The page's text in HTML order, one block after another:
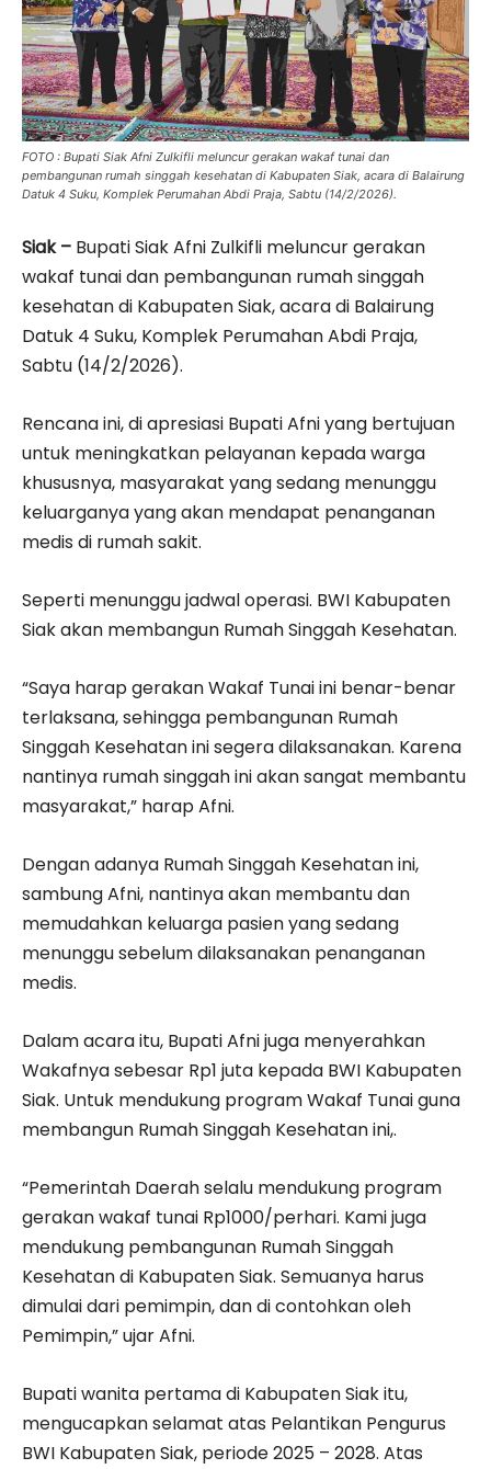
FOTO : Bupati Siak Afni Zulkifli meluncur gerakan wakaf tunai dan
pembangunan rumah singgah kesehatan di Kabupaten Siak, acara di Balairung
Datuk 4 Suku, Komplek Perumahan Abdi Praja, Sabtu (14/2/2026).
Siak – Bupati Siak Afni Zulkifli meluncur gerakan
wakaf tunai dan pembangunan rumah singgah
kesehatan di Kabupaten Siak, acara di Balairung
Datuk 4 Suku, Komplek Perumahan Abdi Praja,
Sabtu (14/2/2026).
Rencana ini, di apresiasi Bupati Afni yang bertujuan
untuk meningkatkan pelayanan kepada warga
khususnya, masyarakat yang sedang menunggu
keluarganya yang akan mendapat penanganan
medis di rumah sakit.
Seperti menunggu jadwal operasi. BWI Kabupaten
Siak akan membangun Rumah Singgah Kesehatan.
“Saya harap gerakan Wakaf Tunai ini benar-benar
terlaksana, sehingga pembangunan Rumah
Singgah Kesehatan ini segera dilaksanakan. Karena
nantinya rumah singgah ini akan sangat membantu
masyarakat,” harap Afni.
Dengan adanya Rumah Singgah Kesehatan ini,
sambung Afni, nantinya akan membantu dan
memudahkan keluarga pasien yang sedang
menunggu sebelum dilaksanakan penanganan
medis.
Dalam acara itu, Bupati Afni juga menyerahkan
Wakafnya sebesar Rp1 juta kepada BWI Kabupaten
Siak. Untuk mendukung program Wakaf Tunai guna
membangun Rumah Singgah Kesehatan ini,.
“Pemerintah Daerah selalu mendukung program
gerakan wakaf tunai Rp1000/perhari. Kami juga
mendukung pembangunan Rumah Singgah
Kesehatan di Kabupaten Siak. Semuanya harus
dimulai dari pemimpin, dan di contohkan oleh
Pemimpin,” ujar Afni.
Bupati wanita pertama di Kabupaten Siak itu,
mengucapkan selamat atas Pelantikan Pengurus
BWI Kabupaten Siak, periode 2025 – 2028. Atas